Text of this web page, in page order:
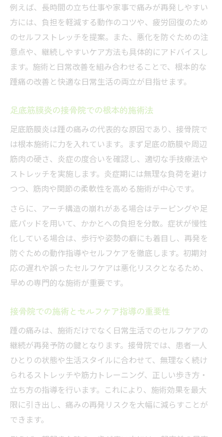
例えば、長時間の立ち仕事や家事で痛みが再発しやすい
方には、負担を軽減する動作のコツや、疲労回復のため
のセルフストレッチを提案。また、悪化を防ぐための注
意点や、継続しやすいケア方法も具体的にアドバイスし
ます。施術と日常改善を組み合わせることで、根本的な
踵痛の改善と快適な日常生活の両立が目指せます。
足底筋膜炎の接骨院での根本的施術法
足底筋膜炎は踵の痛みの代表的な原因であり、接骨院で
は根本施術に力を入れています。まず足底の筋膜や周辺
筋肉の硬さ、炎症の度合いを確認し、適切な手技療法や
ストレッチを実施します。炎症期には無理な負荷を避け
つつ、筋肉や関節の柔軟性を高める施術が中心です。
さらに、アーチ構造の崩れがある場合はテーピングや足
底パッドを用いて、かかとへの負担を分散。症状が慢性
化している場合は、歩行や姿勢の癖にも着目し、再発を
防ぐための動作指導やセルフケアを徹底します。初期対
応の遅れや誤ったセルフケアは悪化リスクとなるため、
早めの専門的な施術が重要です。
接骨院での施術とセルフケア指導の重要性
踵の痛みは、施術だけでなく日常生活でのセルフケアの
継続が再発予防の鍵となります。接骨院では、患者一人
ひとりの状態や生活スタイルに合わせて、無理なく続け
られるストレッチや筋力トレーニング、正しい歩き方・
立ち方の指導を行います。これにより、施術効果を最大
限に引き出し、痛みの再発リスクを大幅に減らすことが
できます。